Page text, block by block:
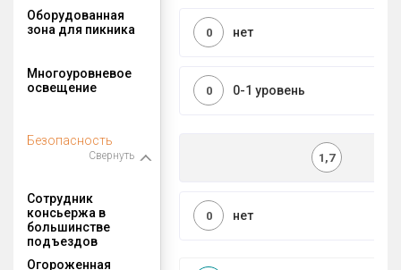
Оборудованная
зона для пикника
нет
0
Многоуровневое
освещение
0-1 уровень
0
Безопасность
Свернуть 1,7
Сотрудник
консьержа в
большинстве
подъездов
нет
0
Огороженная